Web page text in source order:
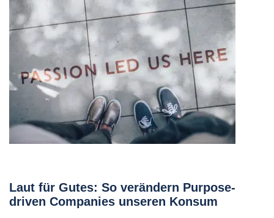
Laut für Gutes: So verändern Purpose-
driven Companies unseren Konsum